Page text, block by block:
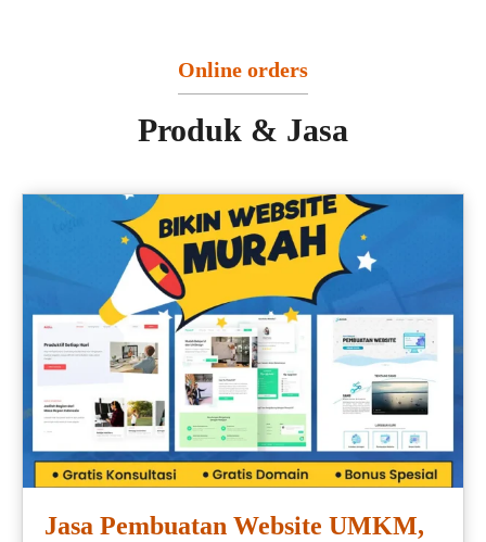
Online orders
Produk & Jasa
Jasa Pembuatan Website UMKM,